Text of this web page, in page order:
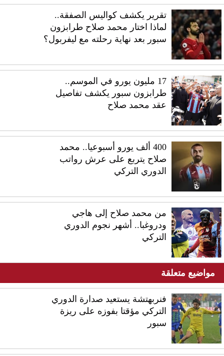
تقرير يكشف كواليس الصفقة..
لماذا اختار محمد صلاح طرابزون
سبور بعد نهاية رحلته مع ليفربول؟
17 مليون يورو في الموسم..
طرابزون سبور يكشف تفاصيل
عقد محمد صلاح
400 ألف يورو أسبوعيا.. محمد
صلاح يتربع على عرش رواتب
الدوري التركي
من محمد صلاح إلى هاجي
ودروغبا.. أشهر نجوم الدوري
التركي
مواضيع متعلقة
فنربهتشة يستعيد صدارة الدوري
التركي مؤقتا بفوزه على ريزة
سبور